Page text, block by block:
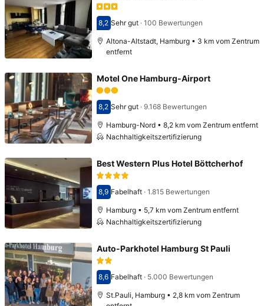
Bewertet mit 8,2
8,2 Sehr gut· 100 Bewertungen
Altona-Altstadt, Hamburg • 3 km vom Zentrum
entfernt
Motel One Hamburg-Airport
Bewertet mit 8,2
8,2 Sehr gut· 9.168 Bewertungen
Hamburg-Nord • 8,2 km vom Zentrum entfernt
Nachhaltigkeitszertifizierung
Best Western Plus Hotel Böttcherhof
Bewertet mit 8,9
8,9 Fabelhaft· 1.815 Bewertungen
Hamburg • 5,7 km vom Zentrum entfernt
Nachhaltigkeitszertifizierung
Auto-Parkhotel Hamburg St Pauli
Bewertet mit 8,6
8,6 Fabelhaft· 5.000 Bewertungen
St.Pauli, Hamburg • 2,8 km vom Zentrum